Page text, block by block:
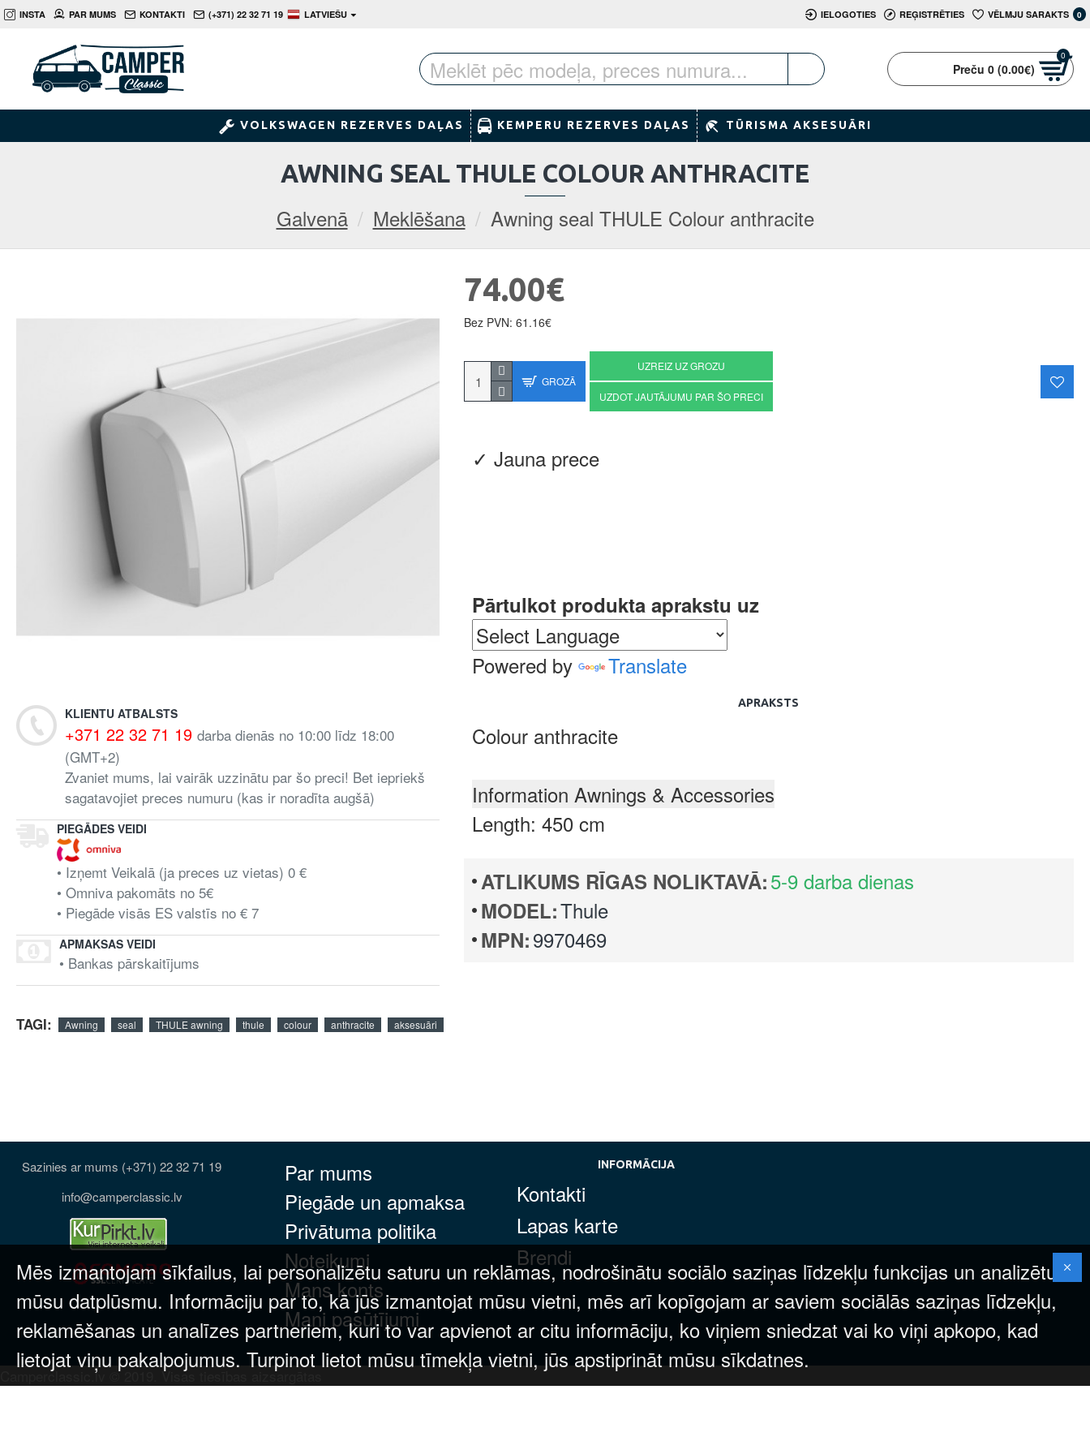
INSTA PAR MUMS KONTAKTI (+371) 22 32 71 19 LATVIEŠU IELOGOTIES REĢISTRĒTIES VĒLMJU SARAKTS 0
Preču 0 (0.00€)
0
VOLKSWAGEN REZERVES DAĻAS KEMPERU REZERVES DAĻAS TŪRISMA AKSESUĀRI
Galvenā Meklēšana Awning seal THULE Colour anthracite
AWNING SEAL THULE COLOUR ANTHRACITE
PIEGĀDES VEIDI
• Izņemt Veikalā (ja preces uz vietas) 0 €
• Omniva pakomāts no 5€
• Piegāde visās ES valstīs no € 7
KLIENTU ATBALSTS
+371 22 32 71 19 darba dienās no 10:00 līdz 18:00
(GMT+2)
Zvaniet mums, lai vairāk uzzinātu par šo preci! Bet iepriekš
sagatavojiet preces numuru (kas ir noradīta augšā)
APMAKSAS VEIDI
• Bankas pārskaitījums
✓ Jauna prece
Pārtulkot produkta aprakstu uz
Powered by Translate
APRAKSTS
Colour anthracite
Information Awnings & Accessories
Length: 450 cm
ATLIKUMS RĪGAS NOLIKTAVĀ:5-9 darba dienas
MODEL:Thule
MPN:9970469
74.00€
Bez PVN: 61.16€
GROZĀ
UZREIZ UZ GROZU
UZDOT JAUTĀJUMU PAR ŠO PRECI
TAGI: Awning seal THULE awning thule colour anthracite aksesuāri
Sazinies ar mums (+371) 22 32 71 19
info@camperclassic.lv
Par mums
Piegāde un apmaksa
Privātuma politika
Noteikumi
Mans konts
Mani pasūtījumi
INFORMĀCIJA
Kontakti
Lapas karte
Brendi
Camperclassic.lv © 2019. Visas tiesības aizsargātas
Mēs izmantojam sīkfailus, lai personalizētu saturu un reklāmas, nodrošinātu sociālo saziņas līdzekļu funkcijas un analizētu
mūsu datplūsmu. Informāciju par to, kā jūs izmantojat mūsu vietni, mēs arī kopīgojam ar saviem sociālās saziņas līdzekļu,
reklamēšanas un analīzes partneriem, kuri to var apvienot ar citu informāciju, ko viņiem sniedzat vai ko viņi apkopo, kad
lietojat viņu pakalpojumus. Turpinot lietot mūsu tīmekļa vietni, jūs apstiprināt mūsu sīkdatnes.